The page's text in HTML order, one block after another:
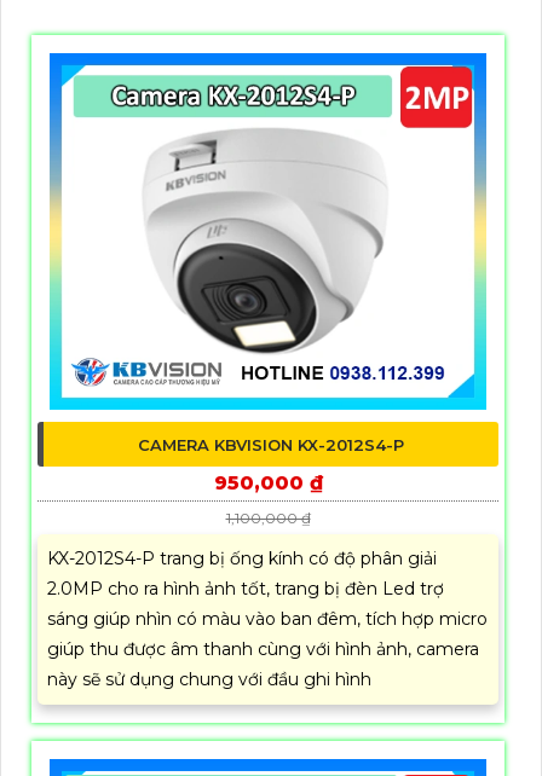
CAMERA KBVISION KX-2012S4-P
950,000 ₫
1,100,000 ₫
KX-2012S4-P trang bị ống kính có độ phân giải
2.0MP cho ra hình ảnh tốt, trang bị đèn Led trợ
sáng giúp nhìn có màu vào ban đêm, tích hợp micro
giúp thu được âm thanh cùng với hình ảnh, camera
này sẽ sử dụng chung với đầu ghi hình